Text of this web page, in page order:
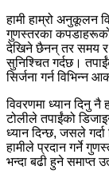
हामी हाम्रो अनुकूलन
गुणस्तरका कपडाहरूको
देखिने छैनन् तर समय र
सुनिश्चित गर्दछ।
सिर्जना गर्न विभिन्न
विवरणमा ध्यान दिनु
टोलीले तपाईंको
ध्यान दिन्छ, जसले
हामीले प्रदान गर्ने
भन्दा बढी हुने समाप्त